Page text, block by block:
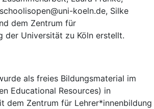
koeln.de, Silke
dem Zentrum für
der Universität zu Köln erstellt.
als freies Bildungsmaterial im
Educational Resources) in
dem Zentrum für Lehrer*innenbildung